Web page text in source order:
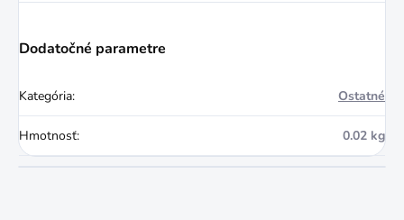
Dodatočné parametre
Kategória: Ostatné
Hmotnosť: 0.02 kg